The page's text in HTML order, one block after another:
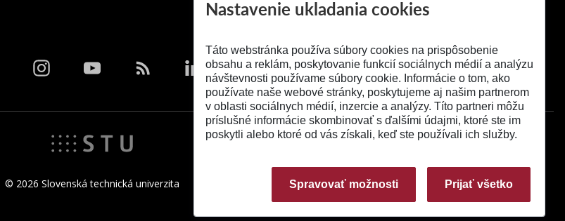
© 2026 Slovenská technická univerzita
Nastavenie ukladania cookies
Táto webstránka používa súbory cookies na prispôsobenie
obsahu a reklám, poskytovanie funkcií sociálnych médií a analýzu
návštevnosti používame súbory cookie. Informácie o tom, ako
používate naše webové stránky, poskytujeme aj našim partnerom
v oblasti sociálnych médií, inzercie a analýzy. Títo partneri môžu
príslušné informácie skombinovať s ďalšími údajmi, ktoré ste im
poskytli alebo ktoré od vás získali, keď ste používali ich služby.
Spravovať možnosti Prijať všetko